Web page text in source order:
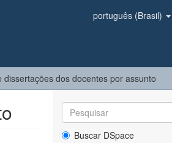
português (Brasil)
dissertações dos docentes por assunto
Buscar DSpace